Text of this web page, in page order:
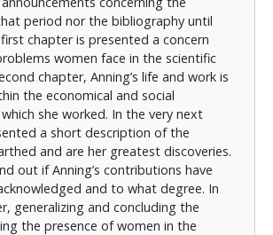
συντομία η ζωή, το έργο και η
έτυχαν άλλες επιλεγμένες γυναίκες
δραστηριοποιήθηκαν από το 19ο
του 20ου αιώνα. Στο τελευταίο
η εισαγωγή της ζωής και
Anning στη διδασκαλία με τα
για την κατάκτηση
και την κατανόηση της σκέψης
οι επιστήμονες.
period nor the bibliography until
chapter is presented a concern
women face in the scientific
chapter, Anning’s life and work is
the economical and social
she worked. In the very next
a short description of the
and are her greatest discoveries.
out if Anning’s contributions have
and to what degree. In
generalizing and concluding the
the presence of women in the